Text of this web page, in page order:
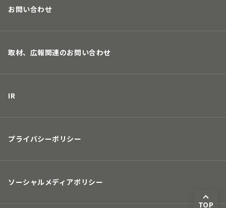
お問い合わせ
取材、広報関連のお問い合わせ
IR
プライバシーポリシー
ソーシャルメディアポリシー
TOP